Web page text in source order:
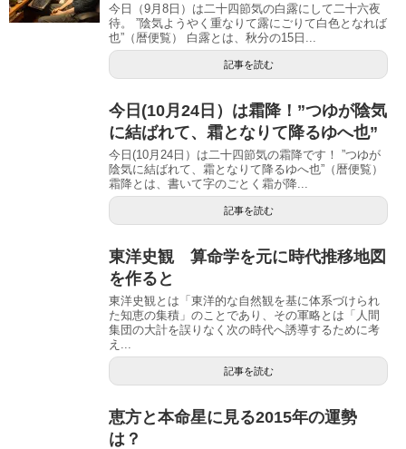
今日（9月8日）は二十四節気の白露にして二十六夜
待。 ”陰気ようやく重なりて露にごりて白色となれば
也”（暦便覧） 白露とは、秋分の15日...
記事を読む
今日(10月24日）は霜降！”つゆが陰気
に結ばれて、霜となりて降るゆへ也”
今日(10月24日）は二十四節気の霜降です！ ”つゆが
陰気に結ばれて、霜となりて降るゆへ也”（暦便覧）
霜降とは、書いて字のごとく霜が降...
記事を読む
東洋史観 算命学を元に時代推移地図
を作ると
東洋史観とは「東洋的な自然観を基に体系づけられ
た知恵の集積」のことであり、その軍略とは「人間
集団の大計を誤りなく次の時代へ誘導するために考
え...
記事を読む
恵方と本命星に見る2015年の運勢
は？